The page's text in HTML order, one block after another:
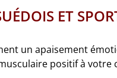
ET
un apaisement
positif à votre